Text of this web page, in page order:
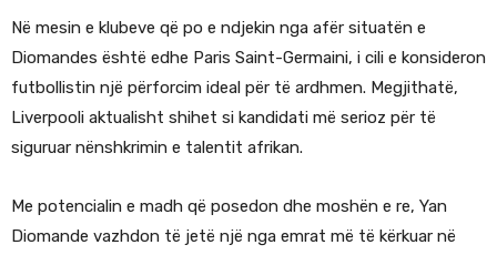
Në mesin e klubeve që po e ndjekin nga afër situatën e
Diomandes është edhe Paris Saint-Germaini, i cili e konsideron
futbollistin një përforcim ideal për të ardhmen. Megjithatë,
Liverpooli aktualisht shihet si kandidati më serioz për të
siguruar nënshkrimin e talentit afrikan.
Me potencialin e madh që posedon dhe moshën e re, Yan
Diomande vazhdon të jetë një nga emrat më të kërkuar në